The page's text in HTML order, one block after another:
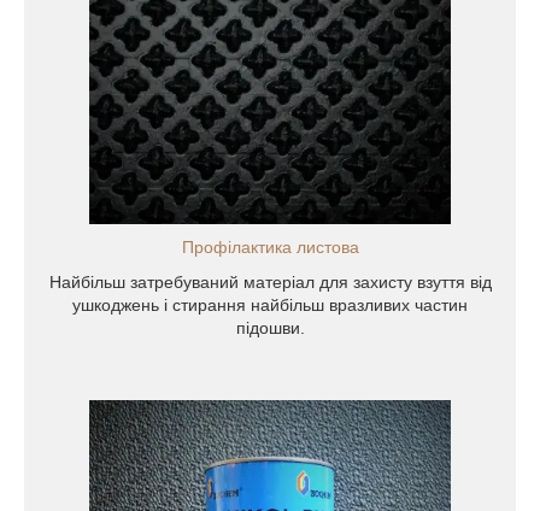
Профілактика листова
Найбільш затребуваний матеріал для захисту взуття від
ушкоджень і стирання найбільш вразливих частин
підошви.